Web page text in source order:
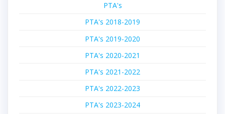
PTA's
PTA's 2018-2019
PTA's 2019-2020
PTA's 2020-2021
PTA's 2021-2022
PTA's 2022-2023
PTA's 2023-2024